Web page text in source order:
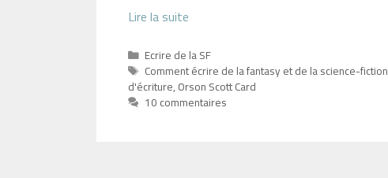
Lire la suite
Catégories
Ecrire de la SF
Étiquettes
Comment écrire de la fantasy et de la science-fiction
d'écriture, Orson Scott Card
10 commentaires